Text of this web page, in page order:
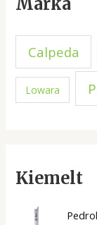
Márka
Calpeda
Lowara
Kiemelt